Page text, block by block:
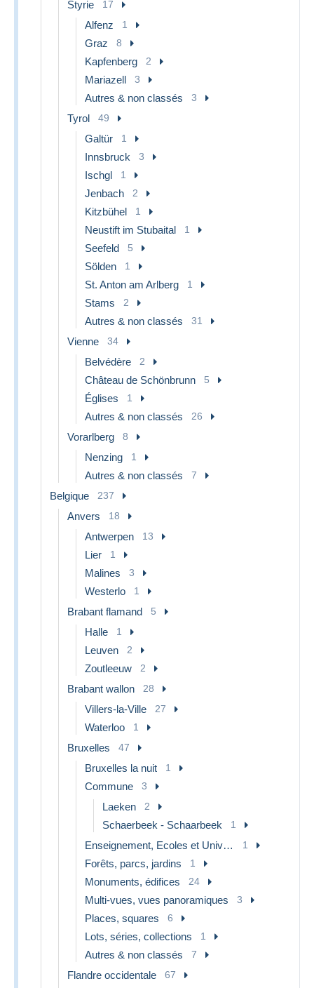
Styrie 17
Alfenz 1
Graz 8
Kapfenberg 2
Mariazell 3
Autres & non classés 3
Tyrol 49
Galtür 1
Innsbruck 3
Ischgl 1
Jenbach 2
Kitzbühel 1
Neustift im Stubaital 1
Seefeld 5
Sölden 1
St. Anton am Arlberg 1
Stams 2
Autres & non classés 31
Vienne 34
Belvédère 2
Château de Schönbrunn 5
Églises 1
Autres & non classés 26
Vorarlberg 8
Nenzing 1
Autres & non classés 7
Belgique 237
Anvers 18
Antwerpen 13
Lier 1
Malines 3
Westerlo 1
Brabant flamand 5
Halle 1
Leuven 2
Zoutleeuw 2
Brabant wallon 28
Villers-la-Ville 27
Waterloo 1
Bruxelles 47
Bruxelles la nuit 1
Commune 3
Laeken 2
Schaerbeek - Schaarbeek 1
Enseignement, Ecoles et Universités 1
Forêts, parcs, jardins 1
Monuments, édifices 24
Multi-vues, vues panoramiques 3
Places, squares 6
Lots, séries, collections 1
Autres & non classés 7
Flandre occidentale 67